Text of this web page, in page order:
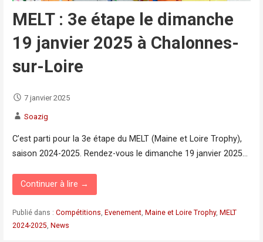
MELT : 3e étape le dimanche
19 janvier 2025 à Chalonnes-
sur-Loire
7 janvier 2025
Soazig
C’est parti pour la 3e étape du MELT (Maine et Loire Trophy),
saison 2024-2025. Rendez-vous le dimanche 19 janvier 2025…
Continuer à lire →
Publié dans : Compétitions, Evenement, Maine et Loire Trophy, MELT
2024-2025, News